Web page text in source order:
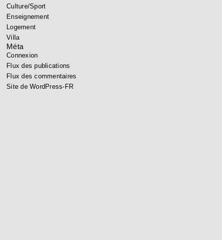
Culture/Sport
Enseignement
Logement
Villa
Méta
Connexion
Flux des publications
Flux des commentaires
Site de WordPress-FR